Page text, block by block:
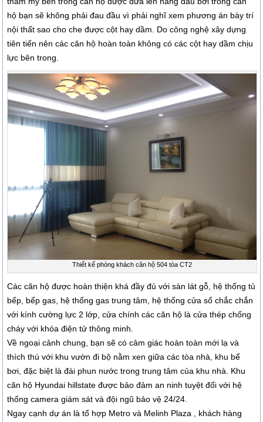
hộ bạn sẽ không phải đau đầu vì phải nghĩ xem phương án bày trí
nội thất sao cho che được cột hay dầm. Do công nghệ xây dựng
tiên tiến nên các căn hộ hoàn toàn không có các cột hay dầm chịu
lực bên trong.
Thiết kế phòng khách căn hộ 504 tòa CT2
Các căn hộ được hoàn thiện khá đầy đủ với sàn lát gỗ, hệ thống tủ
bếp, bếp gas, hệ thống gas trung tâm, hệ thống cửa sổ chắc chắn
với kính cường lực 2 lớp, cửa chính các căn hộ là cửa thép chống
cháy với khóa điện tử thông minh.
Về ngoại cảnh chung, bạn sẽ có cảm giác hoàn toàn mới lạ và
thích thú với khu vườn đi bộ nằm xen giữa các tòa nhà, khu bể
bơi, đặc biệt là đài phun nước trong trung tâm của khu nhà. Khu
căn hộ Hyundai hillstate được bảo đảm an ninh tuyệt đối với hệ
thống camera giám sát và đội ngũ bảo vệ 24/24.
Ngay cạnh dự án là tổ hợp Metro và Melinh Plaza , khách hàng